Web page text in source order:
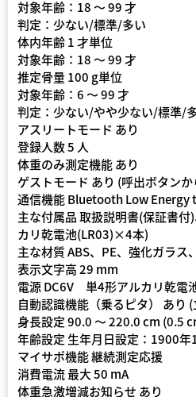
対象年齢：18 〜 99 才
判定：少ない/標準/多い
体内年齢 1 才単位
対象年齢：18 〜 99 才
推定骨量 100 g単位
対象年齢：6 〜 99 才
判定：少ない/やや少ない/標準/
アスリートモード あり
登録人数 5 人
体重のみ測定機能 あり
ゲストモード あり (呼出ボタン
通信機能 Bluetooth Low Energy
主な付属品 取扱説明書(保証書
カリ乾電池(LR03)×4本)
主な材質 ABS、PE、強化ガラス
表示文字高 29 mm
電源 DC6V 単4形アルカリ乾電
自動認識機能（乗るピタ） あり
身長設定 90.0 〜 220.0 cm (0.5
年齢設定 生年月日設定：1900年
マイサポ機能 継続測定応援
消費電流 最大 50 mA
体重急激増減お知らせ あり